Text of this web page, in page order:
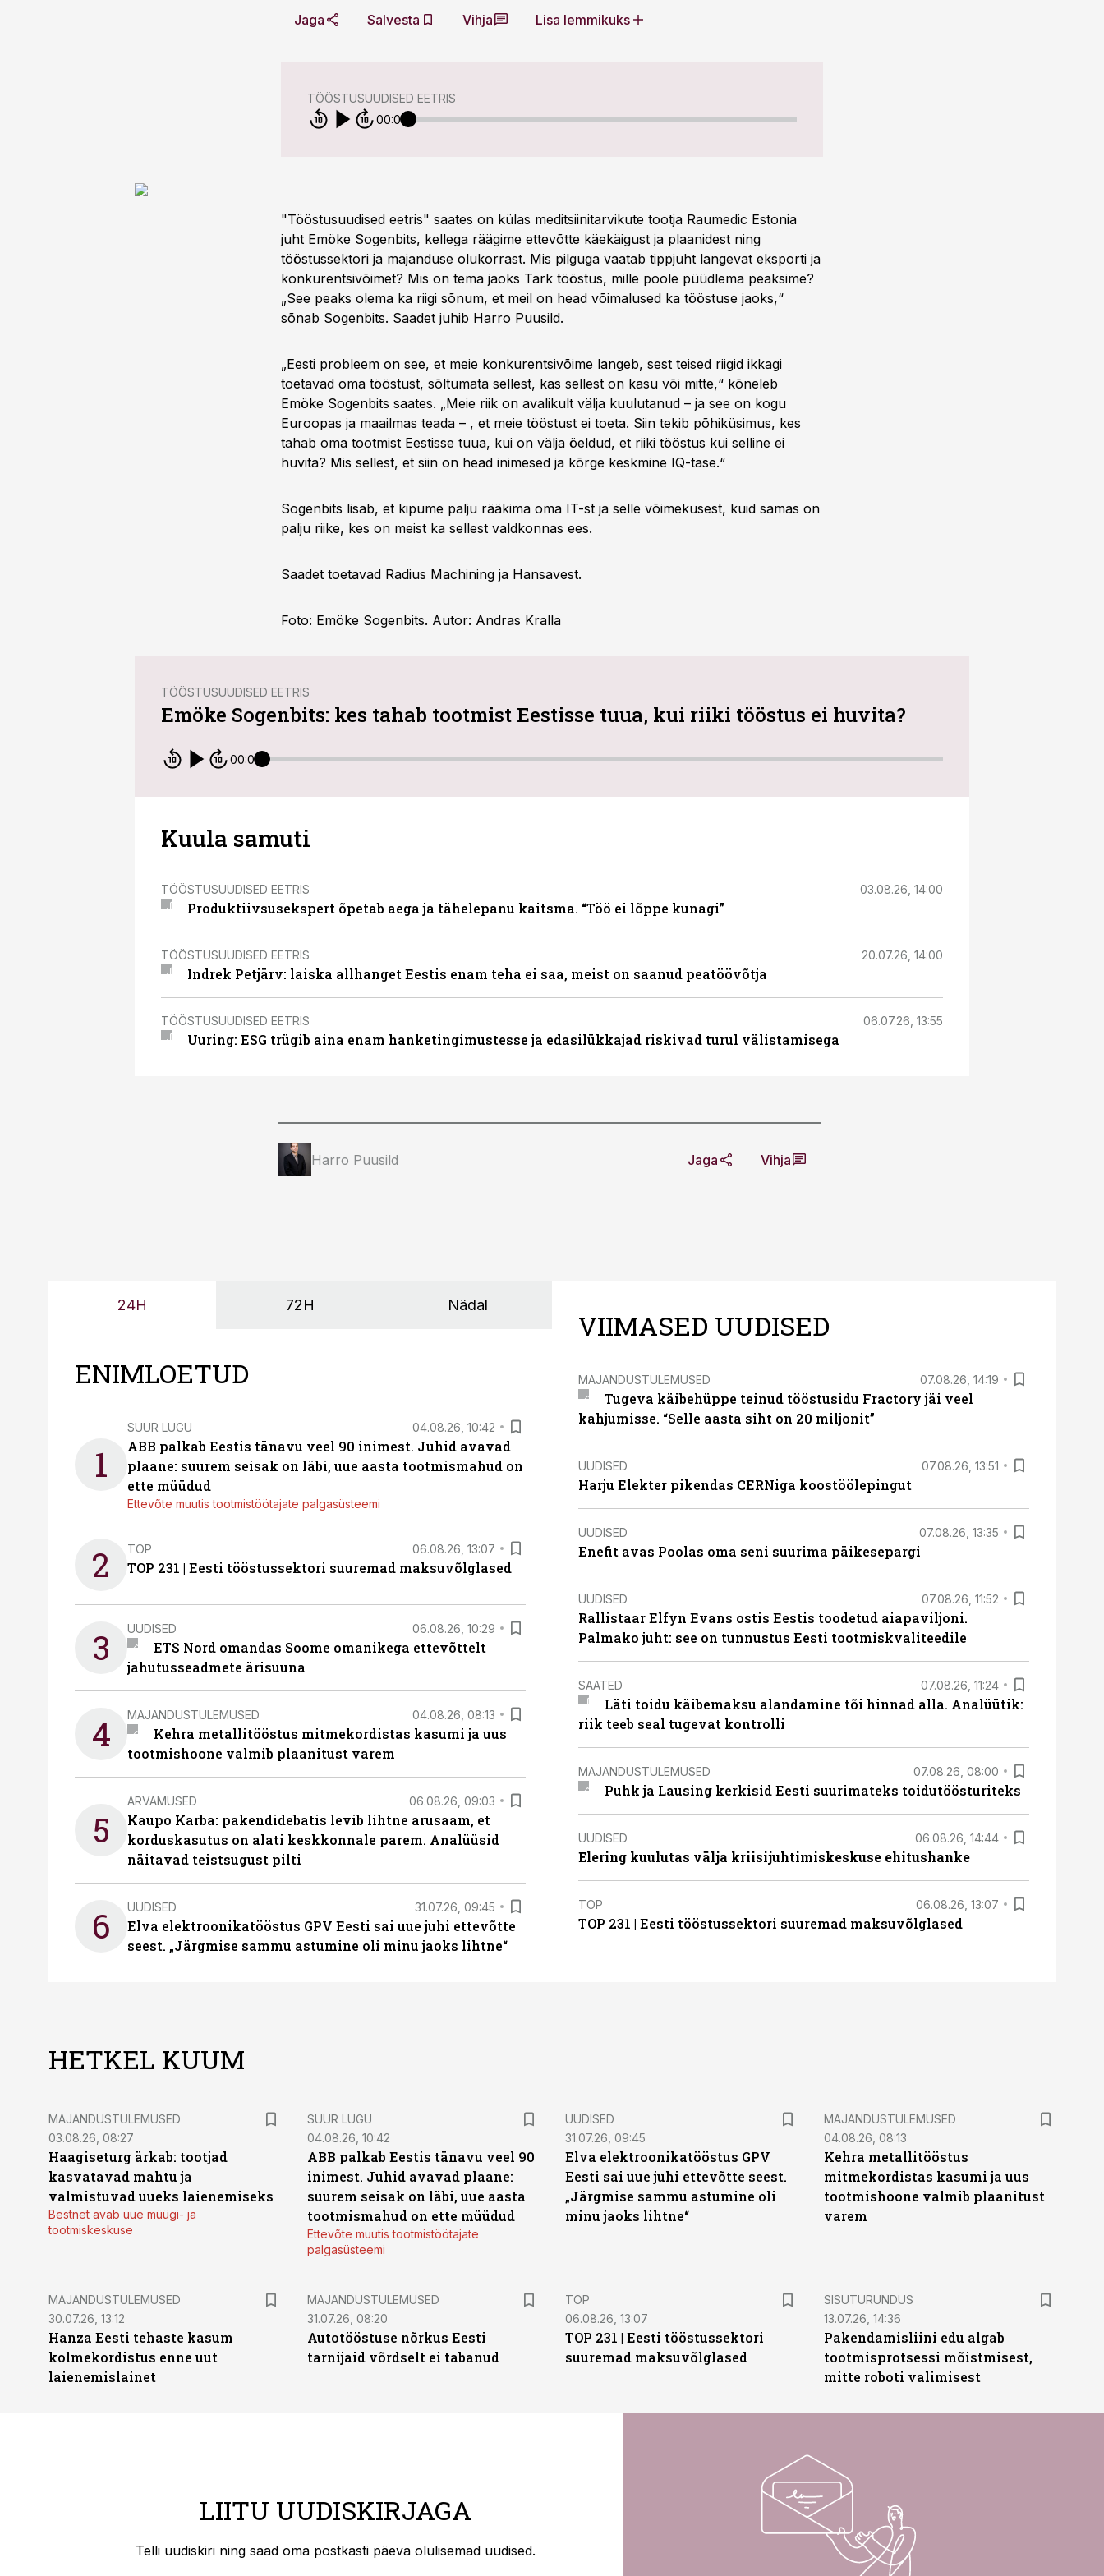
Jaga Salvesta Vihja Lisa lemmikuks
TÖÖSTUSUUDISED EETRIS
00:00
"Tööstusuudised eetris" saates on külas meditsiinitarvikute tootja Raumedic Estonia
juht Emöke Sogenbits, kellega räägime ettevõtte käekäigust ja plaanidest ning
tööstussektori ja majanduse olukorrast. Mis pilguga vaatab tippjuht langevat eksporti ja
konkurentsivõimet? Mis on tema jaoks Tark tööstus, mille poole püüdlema peaksime?
„See peaks olema ka riigi sõnum, et meil on head võimalused ka tööstuse jaoks,“
sõnab Sogenbits. Saadet juhib Harro Puusild.
„Eesti probleem on see, et meie konkurentsivõime langeb, sest teised riigid ikkagi
toetavad oma tööstust, sõltumata sellest, kas sellest on kasu või mitte,“ kõneleb
Emöke Sogenbits saates. „Meie riik on avalikult välja kuulutanud – ja see on kogu
Euroopas ja maailmas teada – , et meie tööstust ei toeta. Siin tekib põhiküsimus, kes
tahab oma tootmist Eestisse tuua, kui on välja öeldud, et riiki tööstus kui selline ei
huvita? Mis sellest, et siin on head inimesed ja kõrge keskmine IQ-tase.“
Sogenbits lisab, et kipume palju rääkima oma IT-st ja selle võimekusest, kuid samas on
palju riike, kes on meist ka sellest valdkonnas ees.
Saadet toetavad Radius Machining ja Hansavest.
Foto: Emöke Sogenbits. Autor: Andras Kralla
TÖÖSTUSUUDISED EETRIS
Emöke Sogenbits: kes tahab tootmist Eestisse tuua, kui riiki tööstus ei huvita?
00:00
Kuula samuti
TÖÖSTUSUUDISED EETRIS 03.08.26, 14:00
Produktiivsusekspert õpetab aega ja tähelepanu kaitsma. “Töö ei lõppe kunagi”
TÖÖSTUSUUDISED EETRIS 20.07.26, 14:00
Indrek Petjärv: laiska allhanget Eestis enam teha ei saa, meist on saanud peatöövõtja
TÖÖSTUSUUDISED EETRIS 06.07.26, 13:55
Uuring: ESG trügib aina enam hanketingimustesse ja edasilükkajad riskivad turul välistamisega
Harro Puusild Jaga Vihja
24H 72H Nädal
ENIMLOETUD
1
SUUR LUGU 04.08.26, 10:42
ABB palkab Eestis tänavu veel 90 inimest. Juhid avavad
plaane: suurem seisak on läbi, uue aasta tootmismahud on
ette müüdud
Ettevõte muutis tootmistöötajate palgasüsteemi
2 TOP 06.08.26, 13:07
TOP 231 | Eesti tööstussektori suuremad maksuvõlglased
3 UUDISED 06.08.26, 10:29
ETS Nord omandas Soome omanikega ettevõttelt
jahutusseadmete ärisuuna
4 MAJANDUSTULEMUSED 04.08.26, 08:13
Kehra metallitööstus mitmekordistas kasumi ja uus
tootmishoone valmib plaanitust varem
5
ARVAMUSED 06.08.26, 09:03
Kaupo Karba: pakendidebatis levib lihtne arusaam, et
korduskasutus on alati keskkonnale parem. Analüüsid
näitavad teistsugust pilti
6 UUDISED 31.07.26, 09:45
Elva elektroonikatööstus GPV Eesti sai uue juhi ettevõtte
seest. „Järgmise sammu astumine oli minu jaoks lihtne“
VIIMASED UUDISED
MAJANDUSTULEMUSED 07.08.26, 14:19
Tugeva käibehüppe teinud tööstusidu Fractory jäi veel
kahjumisse. “Selle aasta siht on 20 miljonit”
UUDISED 07.08.26, 13:51
Harju Elekter pikendas CERNiga koostöölepingut
UUDISED 07.08.26, 13:35
Enefit avas Poolas oma seni suurima päikesepargi
UUDISED 07.08.26, 11:52
Rallistaar Elfyn Evans ostis Eestis toodetud aiapaviljoni.
Palmako juht: see on tunnustus Eesti tootmiskvaliteedile
SAATED 07.08.26, 11:24
Läti toidu käibemaksu alandamine tõi hinnad alla. Analüütik:
riik teeb seal tugevat kontrolli
MAJANDUSTULEMUSED 07.08.26, 08:00
Puhk ja Lausing kerkisid Eesti suurimateks toidutöösturiteks
UUDISED 06.08.26, 14:44
Elering kuulutas välja kriisijuhtimiskeskuse ehitushanke
TOP 06.08.26, 13:07
TOP 231 | Eesti tööstussektori suuremad maksuvõlglased
HETKEL KUUM
MAJANDUSTULEMUSED
03.08.26, 08:27
Haagiseturg ärkab: tootjad
kasvatavad mahtu ja
valmistuvad uueks laienemiseks
Bestnet avab uue müügi- ja
tootmiskeskuse
SUUR LUGU
04.08.26, 10:42
ABB palkab Eestis tänavu veel 90
inimest. Juhid avavad plaane:
suurem seisak on läbi, uue aasta
tootmismahud on ette müüdud
Ettevõte muutis tootmistöötajate
palgasüsteemi
UUDISED
31.07.26, 09:45
Elva elektroonikatööstus GPV
Eesti sai uue juhi ettevõtte seest.
„Järgmise sammu astumine oli
minu jaoks lihtne“
MAJANDUSTULEMUSED
04.08.26, 08:13
Kehra metallitööstus
mitmekordistas kasumi ja uus
tootmishoone valmib plaanitust
varem
MAJANDUSTULEMUSED
30.07.26, 13:12
Hanza Eesti tehaste kasum
kolmekordistus enne uut
laienemislainet
MAJANDUSTULEMUSED
31.07.26, 08:20
Autotööstuse nõrkus Eesti
tarnijaid võrdselt ei tabanud
TOP
06.08.26, 13:07
TOP 231 | Eesti tööstussektori
suuremad maksuvõlglased
ST
SISUTURUNDUS
13.07.26, 14:36
Pakendamisliini edu algab
tootmisprotsessi mõistmisest,
mitte roboti valimisest
LIITU UUDISKIRJAGA
Telli uudiskiri ning saad oma postkasti päeva olulisemad uudised.